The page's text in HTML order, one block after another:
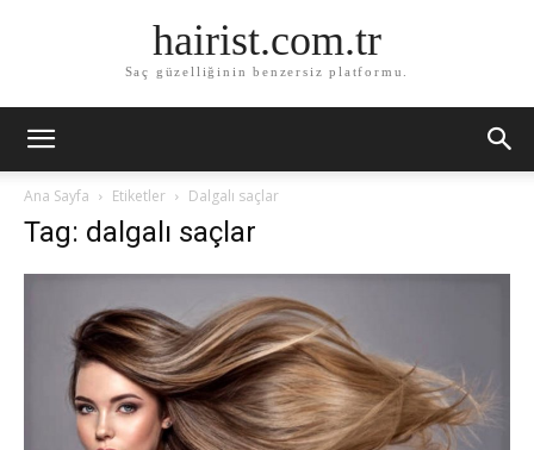
hairist.com.tr
Saç güzelliğinin benzersiz platformu.
Ana Sayfa Etiketler Dalgalı saçlar
Tag: dalgalı saçlar